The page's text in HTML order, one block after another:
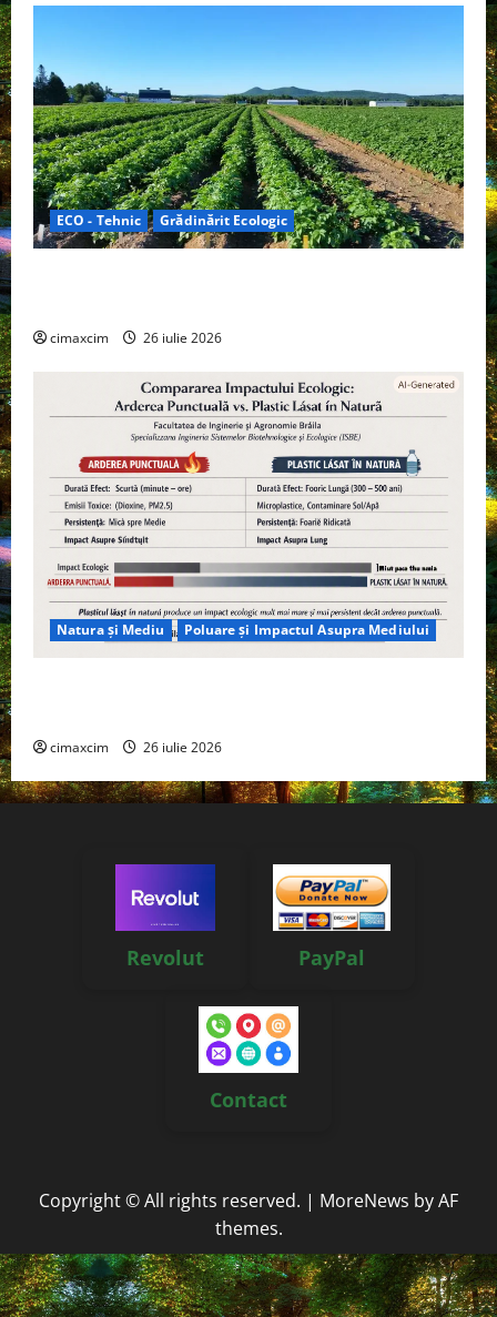
ECO - Tehnic Grădinărit Ecologic
cimaxcim 26 iulie 2026
Natura și Mediu Poluare și Impactul Asupra Mediului
cimaxcim 26 iulie 2026
Revolut PayPal
Contact
Copyright © All rights reserved. | MoreNews by AF
themes.